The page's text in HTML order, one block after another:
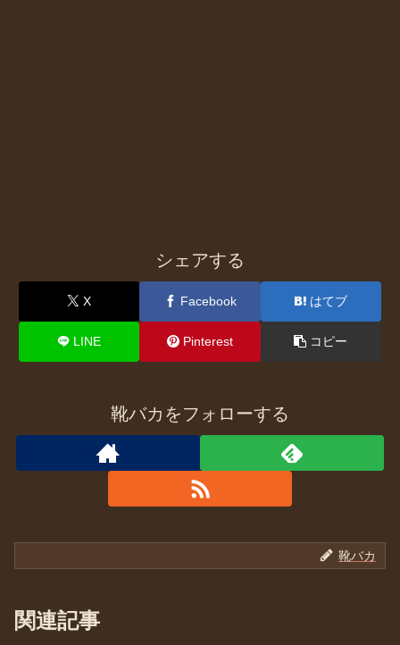
シェアする
X Facebook はてブ
LINE Pinterest コピー
靴バカをフォローする
靴バカ
関連記事